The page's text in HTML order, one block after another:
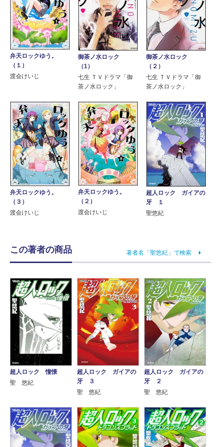
弁天ロックゆう。
（１）
渡会けいじ
御茶ノ水ロック
（1）
七生 ＴＶドラマ「御
茶ノ水ロック」
御茶ノ水ロック
（２）
七生 ＴＶドラマ「御
茶ノ水ロック」
弁天ロックゆう。
（３）
渡会けいじ
弁天ロックゆう。
（２）
渡会けいじ
超人ロック ガイアの
牙 １
聖悠紀
この著者の商品 著者名「聖悠紀」で検索
超人ロック 憧憬
聖 悠紀
超人ロック ガイアの
牙 ３
聖 悠紀
超人ロック ガイアの
牙 ２
聖 悠紀